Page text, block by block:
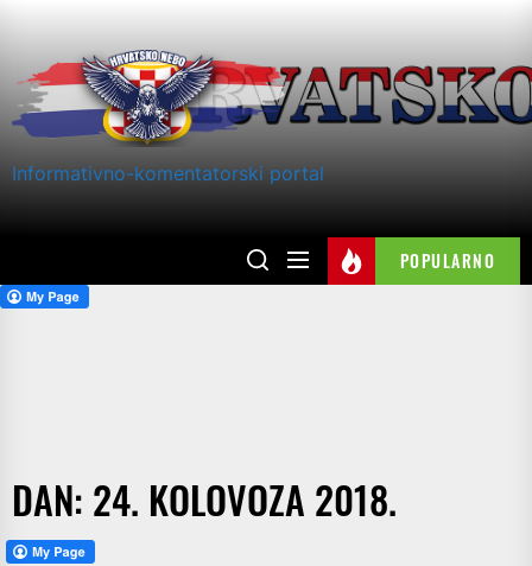
content
Informativno-komentatorski portal
POPULARNO
DAN: 24. KOLOVOZA 2018.